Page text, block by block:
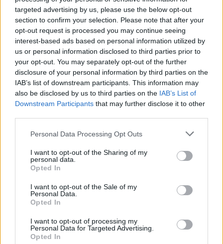
targeted advertising by us, please use the below opt-out
section to confirm your selection. Please note that after your
opt-out request is processed you may continue seeing
interest-based ads based on personal information utilized by
us or personal information disclosed to third parties prior to
your opt-out. You may separately opt-out of the further
disclosure of your personal information by third parties on the
IAB’s list of downstream participants. This information may
also be disclosed by us to third parties on the IAB’s List of
Downstream Participants that may further disclose it to other
Personal Data Processing Opt Outs
I want to opt-out of the Sharing of my
personal data.
Opted In
I want to opt-out of the Sale of my
Personal Data.
Opted In
I want to opt-out of processing my
Personal Data for Targeted Advertising.
Opted In
elte
kutatóhálózat